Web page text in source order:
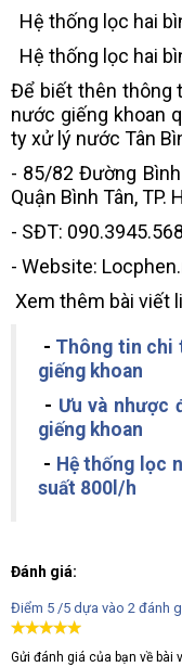
Hệ thống lọc hai
Hệ thống lọc hai
Để biết thên thông
nước giếng khoan
ty xử lý nước Tân
- 85/82 Đường
Quận Bình Tân, TP.
- SĐT:
- Website:
Xem thêm bài viết
- Thông tin chi
giếng khoan
- Ưu và nhược
giếng khoan
- Hệ thống lọc
suất 800l/h
Đánh giá:
Điểm 5 /5 dựa vào 2 đánh
Gửi đánh giá của bạn về bài